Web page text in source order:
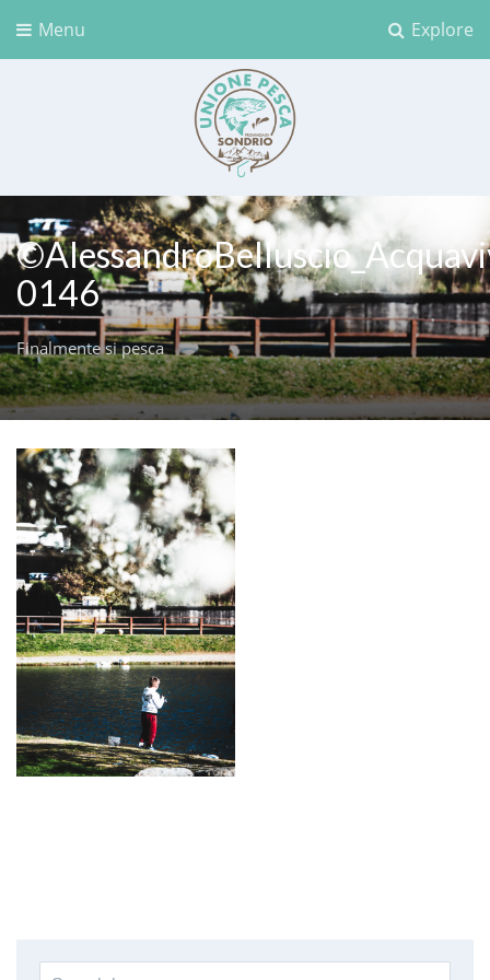
Explore
Menu
Unione Pesca Sondrio
0146
Finalmente si pesca